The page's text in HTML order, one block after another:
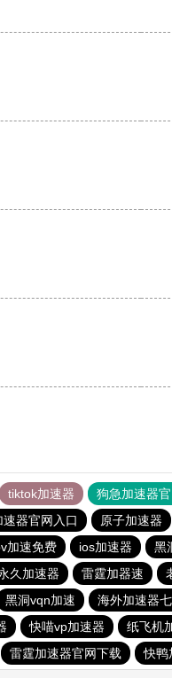
tiktok加速器 狗急加速器
速器官网入口 原子加速器
加速免费 ios加速器 黑
久加速器 雷霆加器速
黑洞vqn加速 海外加速器
快喵vp加速器 纸飞机
雷霆加速器官网下载 快鸭